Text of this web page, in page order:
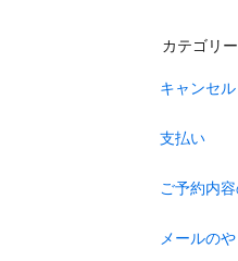
カテゴリー
キャンセル
支払い
ご予約内
メールの